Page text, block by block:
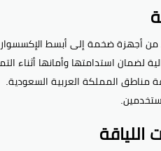
من أجهزة ضخمة إلى أبسط
لضمان استدامتها وأمانها أثناء
مناطق المملكة العربية السعودية.